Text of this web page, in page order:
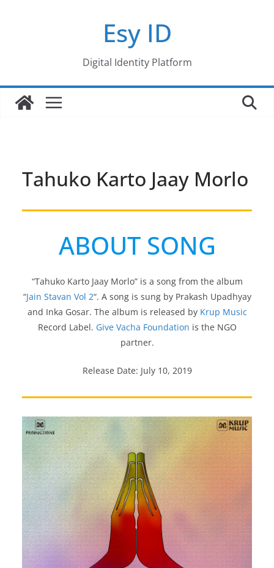
Esy ID
Digital Identity Platform
Tahuko Karto Jaay Morlo
ABOUT SONG
“Tahuko Karto Jaay Morlo” is a song from the album
“Jain Stavan Vol 2“. A song is sung by Prakash Upadhyay
and Inka Gosar. The album is released by Krup Music
Record Label. Give Vacha Foundation is the NGO
partner.
Release Date: July 10, 2019